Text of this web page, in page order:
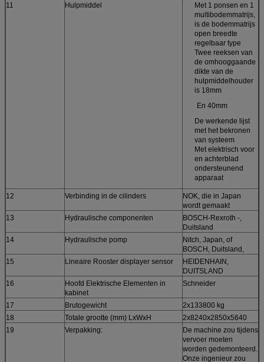
11 Hulpmiddel
Met 1 ponsen en 1
multibodemmatrijs,
is de bodemmatrijs
open breedte
regelbaar type
Twee reeksen van
de omhooggaande
dikte van de
hulpmiddelhouder
is 18mm
En 40mm
De werkende lijst
met het bekronen
van systeem
Met elektrisch voor
en achterblad
ondersteunend
apparaat
12 Verbinding in de cilinders
NOK, die in Japan
wordt gemaakt
13
Hydraulische componenten
BOSCH-Rexroth -,
Duitsland
14
Hydraulische pomp
Nitch, Japan, of
BOSCH, Duitsland,
15
Lineaire Rooster displayer sensor
HEIDENHAIN,
DUITSLAND
16
Hoofd Elektrische Elementen in
kabinet
Schneider
17 Brutogewicht
2x133800 kg
18
Totale grootte (mm) LxWxH
2x8240x2850x5640
19
Verpakking:
De machine zou tijdens
vervoer moeten
worden gedemonteerd.
Onze ingenieur zou